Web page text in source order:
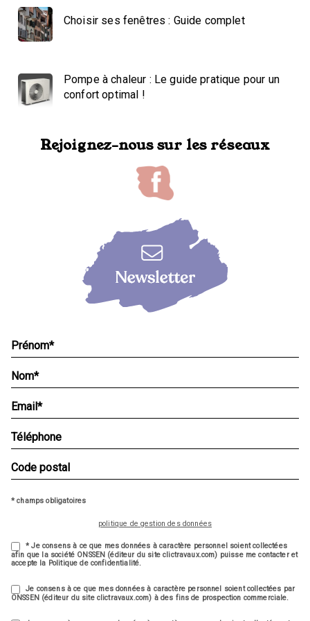
Choisir ses fenêtres : Guide complet
Pompe à chaleur : Le guide pratique pour un
confort optimal !
Rejoignez-nous sur les réseaux
* champs obligatoires
politique de gestion des données
* Je consens à ce que mes données à caractère personnel soient collectées
afin que la société ONSSEN (éditeur du site clictravaux.com) puisse me contacter et
accepte la Politique de confidentialité.
Je consens à ce que mes données à caractère personnel soient collectées par
ONSSEN (éditeur du site clictravaux.com) à des fins de prospection commerciale.